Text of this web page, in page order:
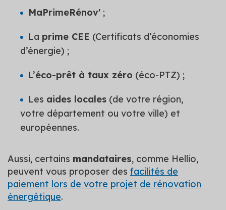
MaPrimeRénov' ;
La prime CEE (Certificats d’économies
d’énergie) ;
L’éco-prêt à taux zéro (éco-PTZ) ;
Les aides locales (de votre région,
votre département ou votre ville) et
européennes.
Aussi, certains mandataires, comme Hellio,
peuvent vous proposer des facilités de
paiement lors de votre projet de rénovation
énergétique.